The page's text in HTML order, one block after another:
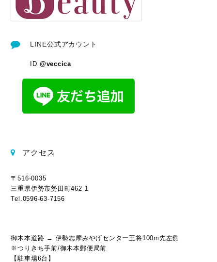
LINE公式アカウント
ID @veccica
アクセス
〒516-0035
三重県伊勢市勢田町462-1
Tel.0596-63-7156
御木本道路 → 伊勢志摩みやげセンター王将100m先左側
※つりきち手前/御木本郵便局前
【駐車場6台】